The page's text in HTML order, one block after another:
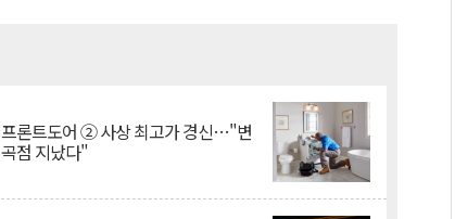
프론트도어 ② 사상 최고가 경신…"변
곡점 지났다"